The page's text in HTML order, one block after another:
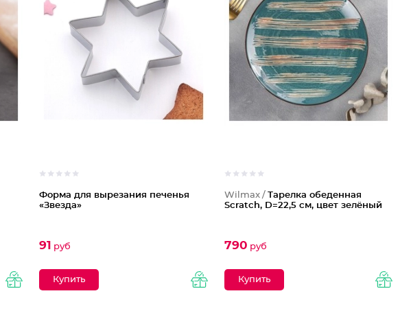
Форма для вырезания печенья
«Звезда»
91 руб
Wilmax /
Тарелка обеденная
Scratch, D=22,5 см, цвет зелёный
790 руб